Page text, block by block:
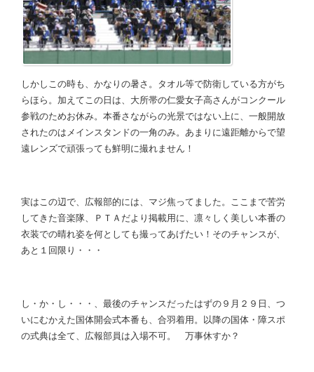
しかしこの時も、かなりの暑さ。タオル等で防衛している方がち
らほら。加えてこの日は、大所帯の仁愛女子高さんがコンクール
参戦のためお休み。本番さながらの光景ではない上に、一般開放
されたのはメインスタンドの一角のみ。あまりに遠距離からで望
遠レンズで頑張っても鮮明に撮れません！
実はこの辺で、広報部的には、マジ焦ってました。ここまで苦労
してきた音楽隊、ＰＴＡだより掲載用に、凛々しく美しい本番の
衣装での晴れ姿を何としても撮ってあげたい！そのチャンスが、
あと １ 回限り・・・
し・か・し・・・、最後のチャンスだったはずの９月２９日、つ
いにむかえた国体開会式本番も、合羽着用。以降の国体・障スポ
の式典は全て、広報部員は入場不可。 万事休すか？